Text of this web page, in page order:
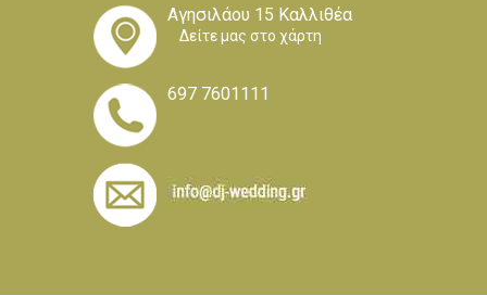
Αγησιλάου 15 Καλλιθέα
Δείτε μας στο χάρτη
697 7601111